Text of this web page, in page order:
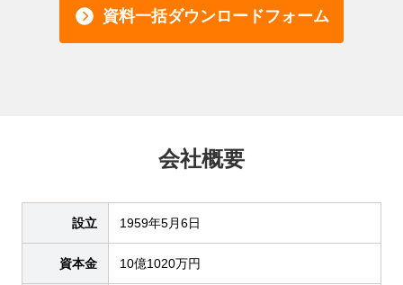
資料一括ダウンロードフォーム
会社概要
設立 1959年5月6日
資本金 10億1020万円